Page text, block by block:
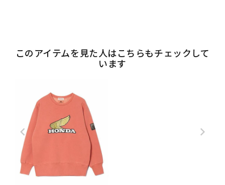
このアイテムを見た人はこちらもチェックして
います